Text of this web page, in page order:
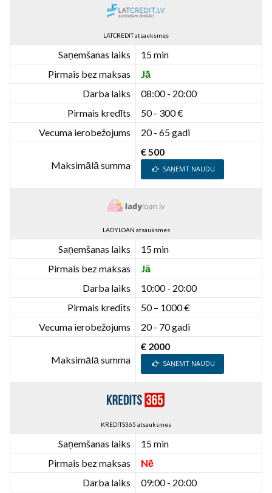
LATCREDIT atsauksmes
Saņemšanas laiks
15 min
Pirmais bez maksas
Jā
Darba laiks
08:00 - 20:00
Pirmais kredīts
50 - 300 €
Vecuma ierobežojums
20 - 65 gadi
Maksimālā summa
€ 500
SAŅEMT NAUDU
LADYLOAN atsauksmes
Saņemšanas laiks
15 min
Pirmais bez maksas
Jā
Darba laiks
10:00 - 20:00
Pirmais kredīts
50 – 1000 €
Vecuma ierobežojums
20 - 70 gadi
Maksimālā summa
€ 2000
SAŅEMT NAUDU
KREDITS365 atsauksmes
Saņemšanas laiks
15 min
Pirmais bez maksas
Nē
Darba laiks
09:00 - 20:00